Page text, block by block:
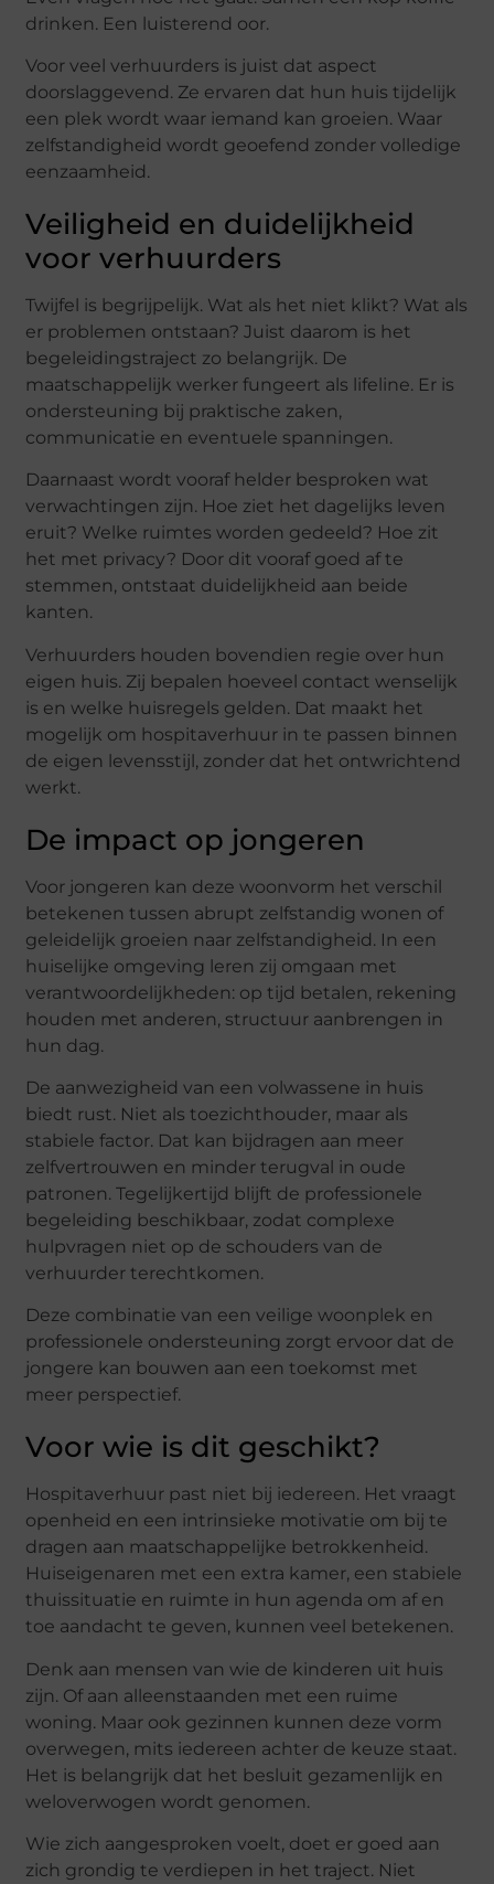
drinken. Een luisterend oor.
Voor veel verhuurders is juist dat aspect
doorslaggevend. Ze ervaren dat hun huis tijdelijk
een plek wordt waar iemand kan groeien. Waar
zelfstandigheid wordt geoefend zonder volledige
eenzaamheid.
Veiligheid en duidelijkheid
voor verhuurders
Twijfel is begrijpelijk. Wat als het niet klikt? Wat als
er problemen ontstaan? Juist daarom is het
begeleidingstraject zo belangrijk. De
maatschappelijk werker fungeert als lifeline. Er is
ondersteuning bij praktische zaken,
communicatie en eventuele spanningen.
Daarnaast wordt vooraf helder besproken wat
verwachtingen zijn. Hoe ziet het dagelijks leven
eruit? Welke ruimtes worden gedeeld? Hoe zit
het met privacy? Door dit vooraf goed af te
stemmen, ontstaat duidelijkheid aan beide
kanten.
Verhuurders houden bovendien regie over hun
eigen huis. Zij bepalen hoeveel contact wenselijk
is en welke huisregels gelden. Dat maakt het
mogelijk om hospitaverhuur in te passen binnen
de eigen levensstijl, zonder dat het ontwrichtend
werkt.
De impact op jongeren
Voor jongeren kan deze woonvorm het verschil
betekenen tussen abrupt zelfstandig wonen of
geleidelijk groeien naar zelfstandigheid. In een
huiselijke omgeving leren zij omgaan met
verantwoordelijkheden: op tijd betalen, rekening
houden met anderen, structuur aanbrengen in
hun dag.
De aanwezigheid van een volwassene in huis
biedt rust. Niet als toezichthouder, maar als
stabiele factor. Dat kan bijdragen aan meer
zelfvertrouwen en minder terugval in oude
patronen. Tegelijkertijd blijft de professionele
begeleiding beschikbaar, zodat complexe
hulpvragen niet op de schouders van de
verhuurder terechtkomen.
Deze combinatie van een veilige woonplek en
professionele ondersteuning zorgt ervoor dat de
jongere kan bouwen aan een toekomst met
meer perspectief.
Voor wie is dit geschikt?
Hospitaverhuur past niet bij iedereen. Het vraagt
openheid en een intrinsieke motivatie om bij te
dragen aan maatschappelijke betrokkenheid.
Huiseigenaren met een extra kamer, een stabiele
thuissituatie en ruimte in hun agenda om af en
toe aandacht te geven, kunnen veel betekenen.
Denk aan mensen van wie de kinderen uit huis
zijn. Of aan alleenstaanden met een ruime
woning. Maar ook gezinnen kunnen deze vorm
overwegen, mits iedereen achter de keuze staat.
Het is belangrijk dat het besluit gezamenlijk en
weloverwogen wordt genomen.
Wie zich aangesproken voelt, doet er goed aan
zich grondig te verdiepen in het traject. Niet